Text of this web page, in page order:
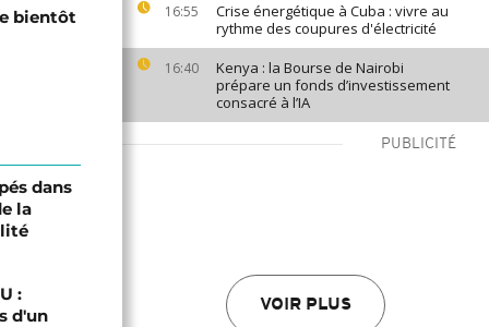
16:55
Crise énergétique à Cuba : vivre au
rythme des coupures d'électricité
16:40
Kenya : la Bourse de Nairobi
prépare un fonds d’investissement
consacré à l’IA
PUBLICITÉ
VOIR PLUS
bientôt
dans
la
:
d'un